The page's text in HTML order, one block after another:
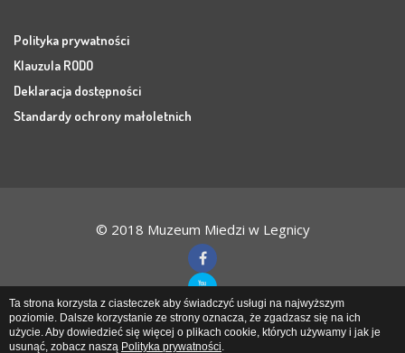
Polityka prywatności
Klauzula RODO
Deklaracja dostępności
Standardy ochrony małoletnich
© 2018 Muzeum Miedzi w Legnicy
Muzeum Miedziw Legnicy
Ta strona korzysta z ciasteczek aby świadczyć usługi na najwyższym
poziomie. Dalsze korzystanie ze strony oznacza, że zgadzasz się na ich
użycie. Aby dowiedzieć się więcej o plikach cookie, których używamy i jak je
usunąć, zobacz naszą Polityka prywatności.